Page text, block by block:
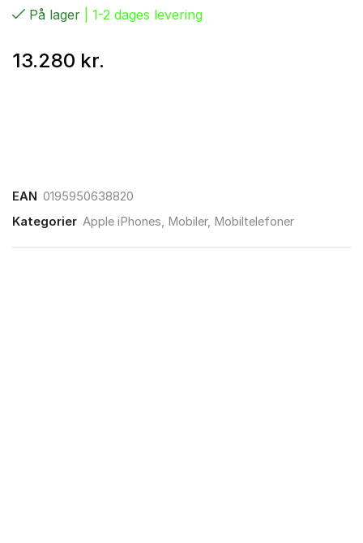
På lager | 1-2 dages levering
13.280 kr.
EAN 0195950638820
Kategorier Apple iPhones, Mobiler, Mobiltelefoner